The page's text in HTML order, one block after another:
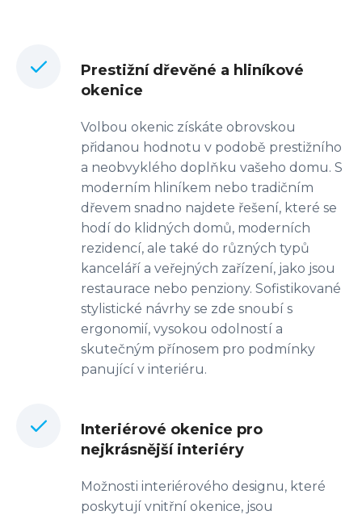
Prestižní dřevěné a hliníkové
okenice
Volbou okenic získáte obrovskou
přidanou hodnotu v podobě prestižního
a neobvyklého doplňku vašeho domu. S
moderním hliníkem nebo tradičním
dřevem snadno najdete řešení, které se
hodí do klidných domů, moderních
rezidencí, ale také do různých typů
kanceláří a veřejných zařízení, jako jsou
restaurace nebo penziony. Sofistikované
stylistické návrhy se zde snoubí s
ergonomií, vysokou odolností a
skutečným přínosem pro podmínky
panující v interiéru.
Interiérové okenice pro
nejkrásnější interiéry
Možnosti interiérového designu, které
poskytují vnitřní okenice, jsou